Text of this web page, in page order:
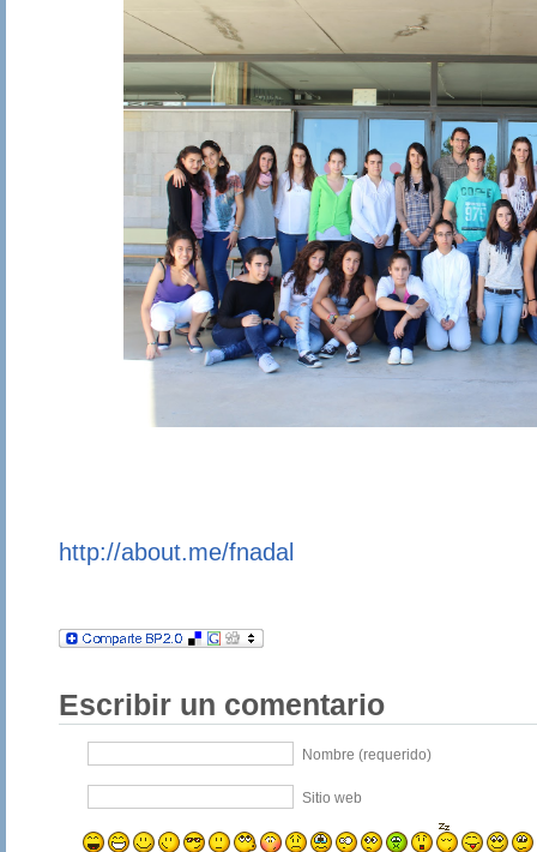
http://about.me/fnadal
Escribir un comentario
Nombre (requerido)
Sitio web